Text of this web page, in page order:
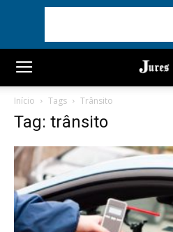
Início Tags Trânsito
Tag: trânsito